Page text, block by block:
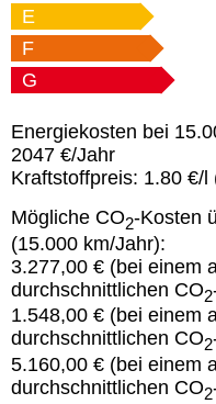
E
F
G
Energiekosten bei
2047 €/Jahr
Kraftstoffpreis: 1.80 €/l
Mögliche CO2-Kosten
(15.000 km/Jahr):
3.277,00 € (bei einem
durchschnittlichen CO2
1.548,00 € (bei einem
durchschnittlichen CO2
5.160,00 € (bei einem
durchschnittlichen CO2